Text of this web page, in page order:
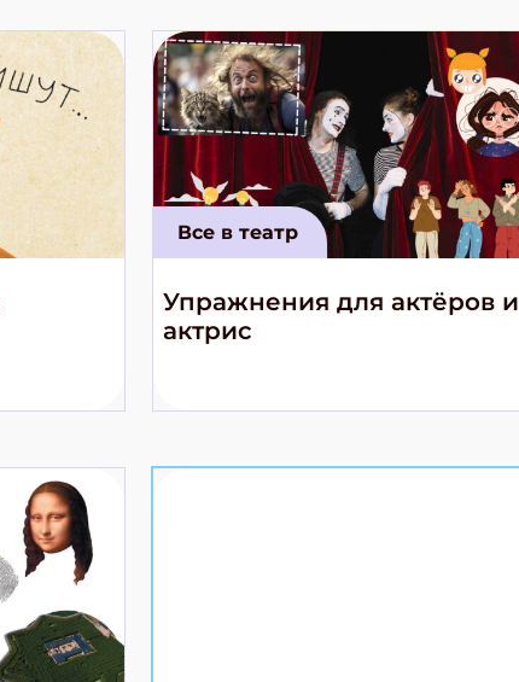
Все в театр
Упражнения для актёров и
актрис